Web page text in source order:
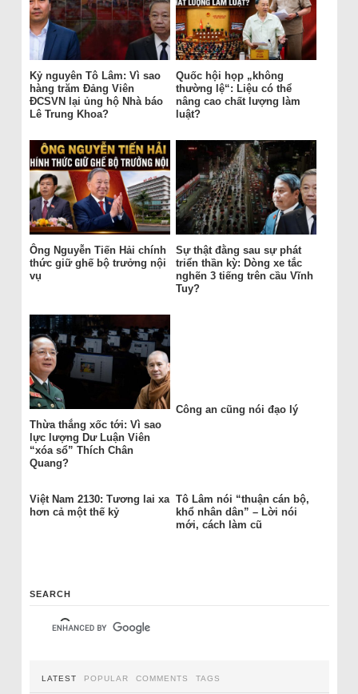
Kỷ nguyên Tô Lâm: Vì sao
hàng trăm Đảng Viên
ĐCSVN lại ủng hộ Nhà báo
Lê Trung Khoa?
Quốc hội họp „không
thường lệ“: Liệu có thể
nâng cao chất lượng làm
luật?
Ông Nguyễn Tiến Hải chính
thức giữ ghế bộ trưởng nội
vụ
Sự thật đằng sau sự phát
triển thần kỳ: Dòng xe tắc
nghẽn 3 tiếng trên cầu Vĩnh
Tuy?
Thừa thắng xốc tới: Vì sao
lực lượng Dư Luận Viên
“xóa sổ” Thích Chân
Quang?
Công an cũng nói đạo lý
Việt Nam 2130: Tương lai xa
hơn cả một thế kỷ
Tô Lâm nói “thuận cán bộ,
khổ nhân dân” – Lời nói
mới, cách làm cũ
SEARCH
LATEST POPULAR COMMENTS TAGS